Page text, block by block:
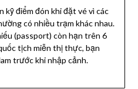
kỹ điểm đón khi đặt vé vì các
có nhiều trạm khác nhau.
(passport) còn hạn trên 6
tịch miễn thị thực, bạn
trước khi nhập cảnh.